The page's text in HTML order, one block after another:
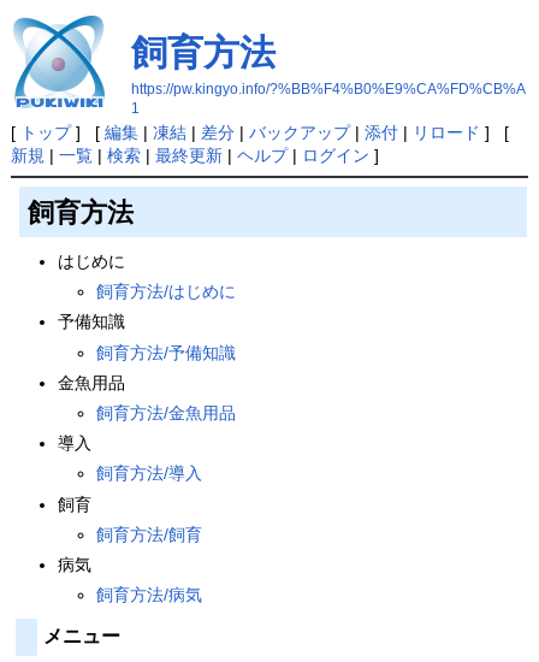
飼育方法
https://pw.kingyo.info/?%BB%F4%B0%E9%CA%FD%CB%A
1
[ トップ] [ 編集| 凍結| 差分| バックアップ| 添付| リロード ] [
新規 | 一覧| 検索| 最終更新| ヘルプ| ログイン ]
飼育方法
はじめに
飼育方法/はじめに
予備知識
飼育方法/予備知識
金魚用品
飼育方法/金魚用品
導入
飼育方法/導入
飼育
飼育方法/飼育
病気
飼育方法/病気
メニュー